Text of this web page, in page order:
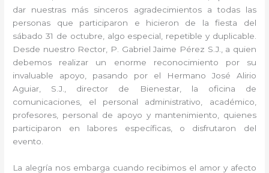
dar nuestras más sinceros agradecimientos a todas las
personas que participaron e hicieron de la fiesta del
sábado 31 de octubre, algo especial, repetible y duplicable.
Desde nuestro Rector, P. Gabriel Jaime Pérez S.J., a quien
debemos realizar un enorme reconocimiento por su
invaluable apoyo, pasando por el Hermano José Alirio
Aguiar, S.J., director de Bienestar, la oficina de
comunicaciones, el personal administrativo, académico,
profesores, personal de apoyo y mantenimiento, quienes
participaron en labores específicas, o disfrutaron del
evento.
La alegría nos embarga cuando recibimos el amor y afecto